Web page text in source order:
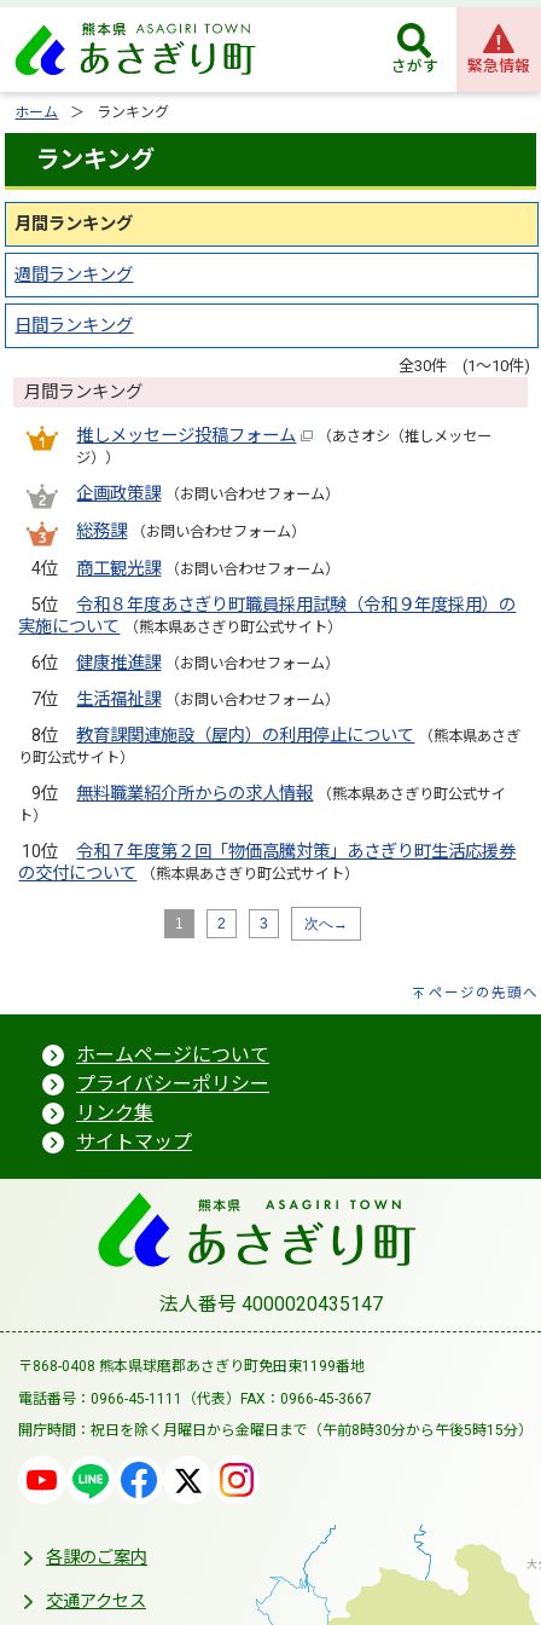
さがす 緊急情報
ホーム ランキング
ランキング
月間ランキング
週間ランキング
日間ランキング
全30件 (1～10件)
月間ランキング
推しメッセージ投稿フォーム
（あさオシ（推しメッセー
ジ））
企画政策課 （お問い合わせフォーム）
総務課 （お問い合わせフォーム）
4位 商工観光課 （お問い合わせフォーム）
5位
令和８年度あさぎり町職員採用試験（令和９年度採用）の
実施について
（熊本県あさぎり町公式サイト）
6位 健康推進課 （お問い合わせフォーム）
7位 生活福祉課 （お問い合わせフォーム）
8位 教育課関連施設（屋内）の利用停止について
（熊本県あさぎ
り町公式サイト）
9位 無料職業紹介所からの求人情報
（熊本県あさぎり町公式サイ
ト）
10位
令和７年度第２回「物価高騰対策」あさぎり町生活応援券
の交付について
（熊本県あさぎり町公式サイト）
1 2 3 次へ→
ページの先頭へ
ホームページについて
プライバシーポリシー
リンク集
サイトマップ
法人番号 4000020435147
〒868-0408 熊本県球磨郡あさぎり町免田東1199番地
電話番号：0966-45-1111（代表）
FAX：0966-45-3667
開庁時間：祝日を除く月曜日から金曜日まで （午前8時30分から午後5時15分）
各課のご案内
交通アクセス